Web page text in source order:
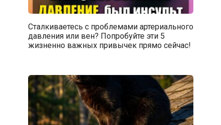
Сталкиваетесь с проблемами артериального
давления или вен? Попробуйте эти 5
жизненно важных привычек прямо сейчас!